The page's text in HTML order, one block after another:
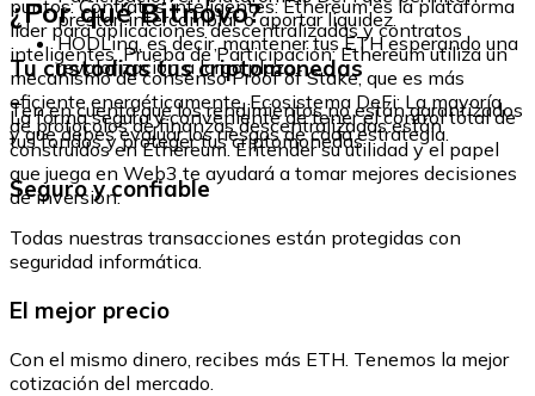
prestar, intercambiar o aportar liquidez.
HODLing, es decir, mantener tus ETH esperando una
revalorización a largo plazo.
Ten en cuenta que los rendimientos no están garantizados
y que debes evaluar los riesgos de cada estrategia.
puntos: Contratos inteligentes: Ethereum es la plataforma
líder para aplicaciones descentralizadas y contratos
inteligentes. Prueba de Participación: Ethereum utiliza un
mecanismo de consenso Proof of Stake, que es más
eficiente energéticamente. Ecosistema DeFi: La mayoría
de protocolos de finanzas descentralizadas están
construidos en Ethereum. Entender su utilidad y el papel
que juega en Web3 te ayudará a tomar mejores decisiones
de inversión.
¿Por qué Bitnovo?
Tu custodias tus criptomonedas
La forma segura y conveniente de tener el control total de
tus fondos y proteger tus criptomonedas.
Seguro y confiable
Todas nuestras transacciones están protegidas con
seguridad informática.
El mejor precio
Con el mismo dinero, recibes más ETH. Tenemos la mejor
cotización del mercado.